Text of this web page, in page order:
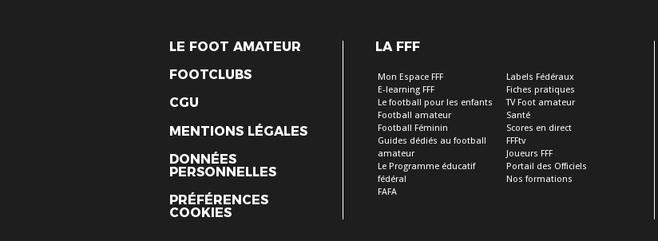
LE FOOT AMATEUR
FOOTCLUBS
CGU
MENTIONS LÉGALES
DONNÉES
PERSONNELLES
PRÉFÉRENCES
COOKIES
LA FFF
Mon Espace FFF
E-learning FFF
Le football pour les enfants
Football amateur
Football Féminin
Guides dédiés au football
amateur
Le Programme éducatif
fédéral
FAFA
Labels Fédéraux
Fiches pratiques
TV Foot amateur
Santé
Scores en direct
FFFtv
Joueurs FFF
Portail des Officiels
Nos formations